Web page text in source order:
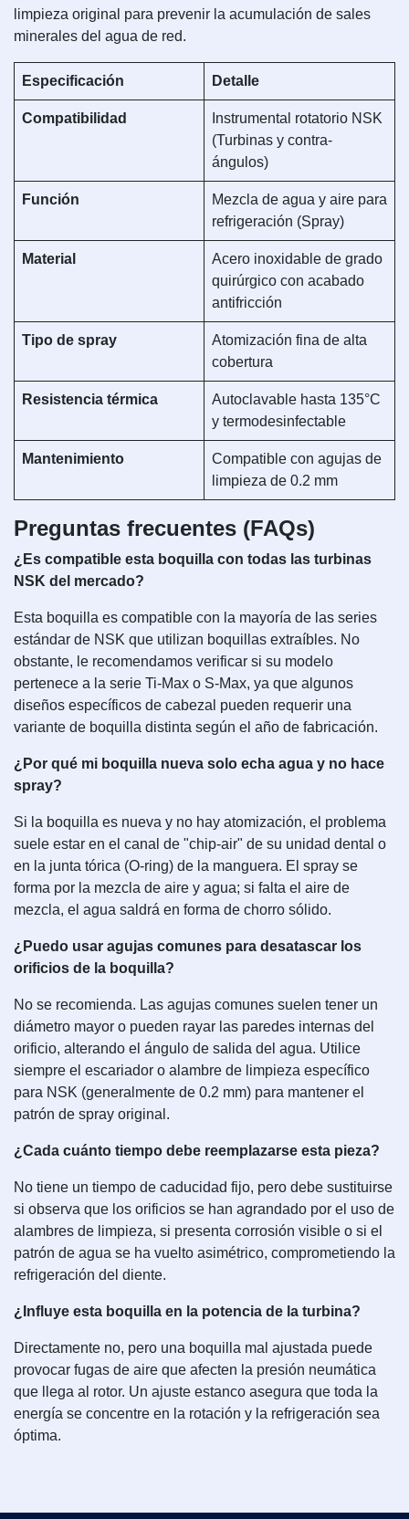
limpieza original para prevenir la acumulación de sales
minerales del agua de red.
Especificación Detalle
Compatibilidad
Instrumental rotatorio NSK
(Turbinas y contra-
ángulos)
Función
Mezcla de agua y aire para
refrigeración (Spray)
Material
Acero inoxidable de grado
quirúrgico con acabado
antifricción
Tipo de spray
Atomización fina de alta
cobertura
Resistencia térmica
Autoclavable hasta 135°C
y termodesinfectable
Mantenimiento
Compatible con agujas de
limpieza de 0.2 mm
Preguntas frecuentes (FAQs)
¿Es compatible esta boquilla con todas las turbinas
NSK del mercado?
Esta boquilla es compatible con la mayoría de las series
estándar de NSK que utilizan boquillas extraíbles. No
obstante, le recomendamos verificar si su modelo
pertenece a la serie Ti-Max o S-Max, ya que algunos
diseños específicos de cabezal pueden requerir una
variante de boquilla distinta según el año de fabricación.
¿Por qué mi boquilla nueva solo echa agua y no hace
spray?
Si la boquilla es nueva y no hay atomización, el problema
suele estar en el canal de "chip-air" de su unidad dental o
en la junta tórica (O-ring) de la manguera. El spray se
forma por la mezcla de aire y agua; si falta el aire de
mezcla, el agua saldrá en forma de chorro sólido.
¿Puedo usar agujas comunes para desatascar los
orificios de la boquilla?
No se recomienda. Las agujas comunes suelen tener un
diámetro mayor o pueden rayar las paredes internas del
orificio, alterando el ángulo de salida del agua. Utilice
siempre el escariador o alambre de limpieza específico
para NSK (generalmente de 0.2 mm) para mantener el
patrón de spray original.
¿Cada cuánto tiempo debe reemplazarse esta pieza?
No tiene un tiempo de caducidad fijo, pero debe sustituirse
si observa que los orificios se han agrandado por el uso de
alambres de limpieza, si presenta corrosión visible o si el
patrón de agua se ha vuelto asimétrico, comprometiendo la
refrigeración del diente.
¿Influye esta boquilla en la potencia de la turbina?
Directamente no, pero una boquilla mal ajustada puede
provocar fugas de aire que afecten la presión neumática
que llega al rotor. Un ajuste estanco asegura que toda la
energía se concentre en la rotación y la refrigeración sea
óptima.